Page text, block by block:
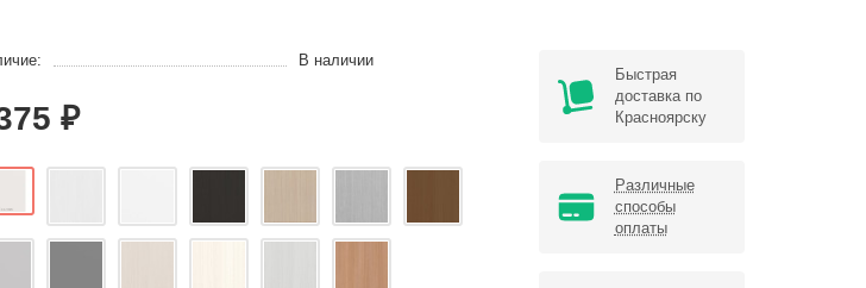
В наличии
₽
Быстрая
доставка по
Красноярску
Различные
способы
оплаты